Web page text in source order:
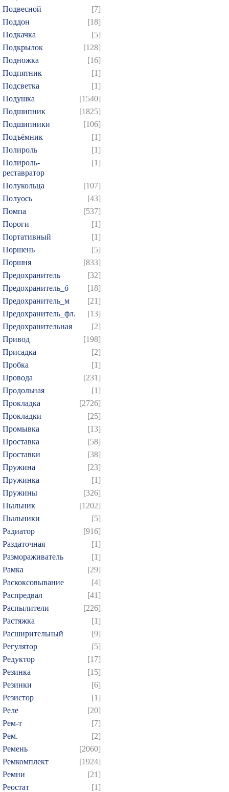
Подвесной
[7]
Поддон
[18]
Подкачка
[5]
Подкрылок
[128]
Подножка
[16]
Подпятник
[1]
Подсветка
[1]
Подушка
[1540]
Подшипник
[1825]
Подшипники
[106]
Подъёмник
[1]
Полироль
[1]
Полироль-
реставратор
[1]
Полукольца
[107]
Полуось
[43]
Помпа
[537]
Пороги
[1]
Портативный
[1]
Поршень
[5]
Поршня
[833]
Предохранитель
[32]
Предохранитель_б
[18]
Предохранитель_м
[21]
Предохранитель_фл.
[13]
Предохранительная
[2]
Привод
[198]
Присадка
[2]
Пробка
[1]
Провода
[231]
Продольная
[1]
Прокладка
[2726]
Прокладки
[25]
Промывка
[13]
Проставка
[58]
Проставки
[38]
Пружина
[23]
Пружинка
[1]
Пружины
[326]
Пыльник
[1202]
Пыльники
[5]
Радиатор
[916]
Раздаточная
[1]
Размораживатель
[1]
Рамка
[29]
Раскоксовывание
[4]
Распредвал
[41]
Распылители
[226]
Растяжка
[1]
Расширительный
[9]
Регулятор
[5]
Редуктор
[17]
Резинка
[15]
Резинки
[6]
Резистор
[1]
Реле
[20]
Рем-т
[7]
Рем.
[2]
Ремень
[2060]
Ремкомплект
[1924]
Ремни
[21]
Реостат
[1]